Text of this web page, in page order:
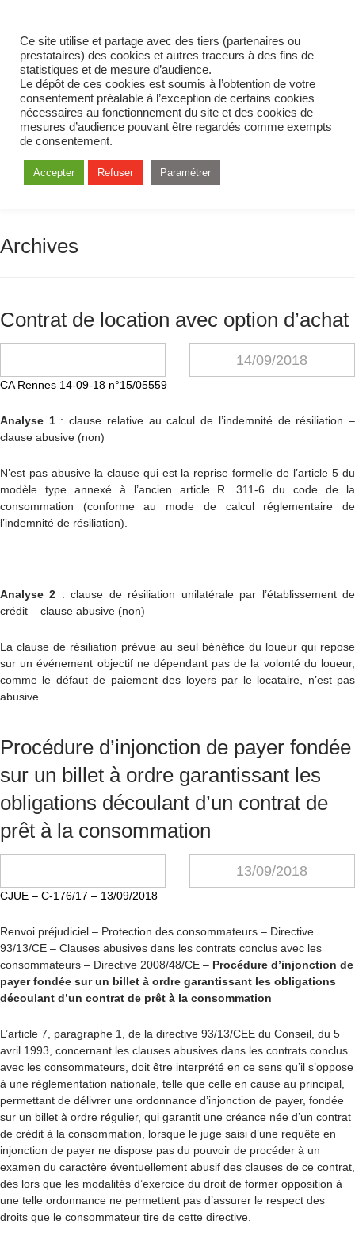
Archives
Contrat de location avec option d’achat
14/09/2018
CA Rennes 14-09-18 n°15/05559
Analyse 1: clause relative au calcul de l’indemnité de résiliation –
clause abusive (non)
N’est pas abusive la clause qui est la reprise formelle de l’article 5 du
modèle type annexé à l’ancien article R. 311-6 du code de la
consommation (conforme au mode de calcul réglementaire de
l’indemnité de résiliation).
Analyse 2 : clause de résiliation unilatérale par l’établissement de
crédit – clause abusive (non)
La clause de résiliation prévue au seul bénéfice du loueur qui repose
sur un événement objectif ne dépendant pas de la volonté du loueur,
comme le défaut de paiement des loyers par le locataire, n’est pas
abusive.
Procédure d’injonction de payer fondée
sur un billet à ordre garantissant les
obligations découlant d’un contrat de
prêt à la consommation
13/09/2018
CJUE – C-176/17 – 13/09/2018
Renvoi préjudiciel – Protection des consommateurs – Directive
93/13/CE – Clauses abusives dans les contrats conclus avec les
consommateurs – Directive 2008/48/CE – Procédure d’injonction de
payer fondée sur un billet à ordre garantissant les obligations
découlant d’un contrat de prêt à la consommation
L’article 7, paragraphe 1, de la directive 93/13/CEE du Conseil, du 5
avril 1993, concernant les clauses abusives dans les contrats conclus
avec les consommateurs, doit être interprété en ce sens qu’il s’oppose
à une réglementation nationale, telle que celle en cause au principal,
permettant de délivrer une ordonnance d’injonction de payer, fondée
sur un billet à ordre régulier, qui garantit une créance née d’un contrat
de crédit à la consommation, lorsque le juge saisi d’une requête en
injonction de payer ne dispose pas du pouvoir de procéder à un
examen du caractère éventuellement abusif des clauses de ce contrat,
dès lors que les modalités d’exercice du droit de former opposition à
une telle ordonnance ne permettent pas d’assurer le respect des
droits que le consommateur tire de cette directive.
Ce site utilise et partage avec des tiers (partenaires ou
prestataires) des cookies et autres traceurs à des fins de
statistiques et de mesure d’audience.
Le dépôt de ces cookies est soumis à l’obtention de votre
consentement préalable à l’exception de certains cookies
nécessaires au fonctionnement du site et des cookies de
mesures d’audience pouvant être regardés comme exempts
de consentement.
Accepter Refuser Paramétrer